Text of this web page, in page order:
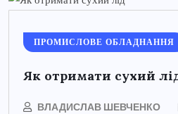
ПРОМИСЛОВЕ ОБЛАДНАННЯ
Як отримати сухий
ВЛАДИСЛАВ ШЕВЧЕНКО